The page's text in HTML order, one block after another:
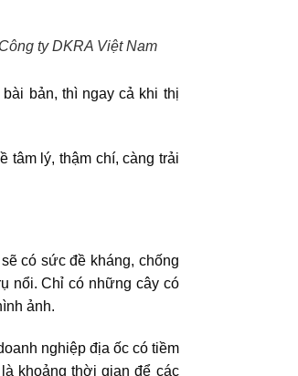
ty DKRA Việt Nam
bản, thì ngay cả khi thị
tâm lý, thậm chí, càng trải
có sức đề kháng, chống
nổi. Chỉ có những cây có
ảnh.
nghiệp địa ốc có tiềm
khoảng thời gian để các